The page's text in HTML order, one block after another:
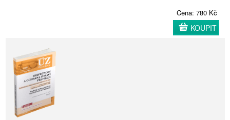
Cena: 780 Kč
KOUPIT